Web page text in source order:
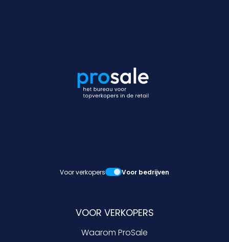
Voor verkopers Voor bedrijven
VOOR VERKOPERS
Waarom ProSale